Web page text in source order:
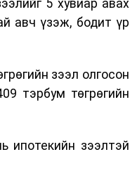
5 хувиар авах
авч үзэж, бодит үр
зээл олгосон
тэрбум төгрөгийн
ипотекийн зээлтэй